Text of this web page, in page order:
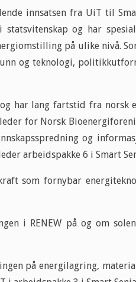
innsatsen fra UiT til
og har
på ulike nivå.
og teknologi,
har lang fartstid fra norsk
for Norsk
og
arbeidspakke 6 i Smart
som fornybar
i RENEW på og om
på energilagring,